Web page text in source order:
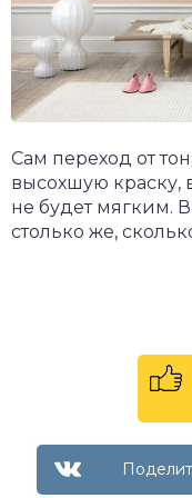
Сам переход от
высохшую краску,
не будет мягким.
столько же,